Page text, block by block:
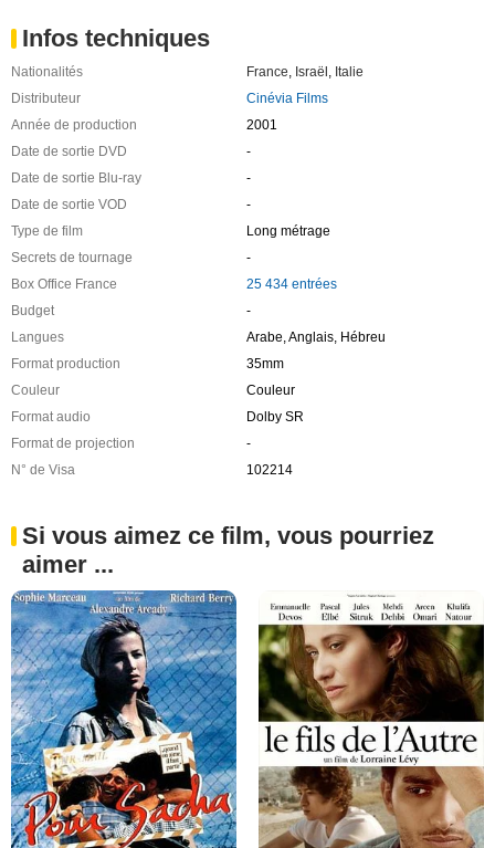
Infos techniques
Nationalités France, Israël , Italie
Distributeur
Cinévia Films
Année de production
2001
Date de sortie DVD
-
Date de sortie Blu-ray
-
Date de sortie VOD
-
Type de film
Long métrage
Secrets de tournage
-
Box Office France
25 434 entrées
Budget
-
Langues
Arabe, Anglais, Hébreu
Format production
35mm
Couleur
Couleur
Format audio
Dolby SR
Format de projection
-
N° de Visa
102214
Si vous aimez ce film, vous pourriez
aimer ...